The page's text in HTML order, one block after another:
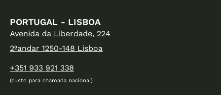
PORTUGAL - LISBOA
Avenida da Liberdade, 224
2ºandar 1250-148 Lisboa
+351 933 921 338
(custo para chamada nacional)